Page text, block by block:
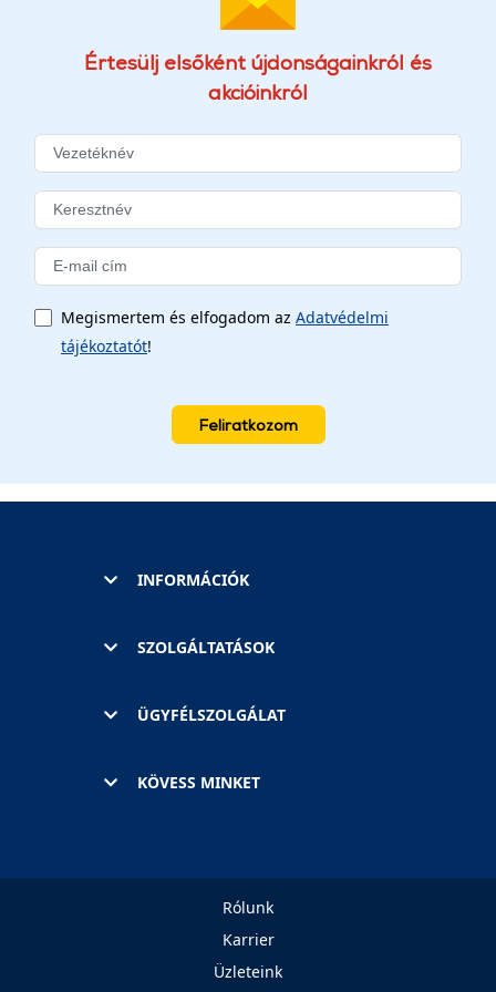
Értesülj elsőként újdonságainkról és
akcióinkról
Megismertem és elfogadom az Adatvédelmi
tájékoztatót!
Feliratkozom
INFORMÁCIÓK
SZOLGÁLTATÁSOK
ÜGYFÉLSZOLGÁLAT
KÖVESS MINKET
Rólunk
Karrier
Üzleteink